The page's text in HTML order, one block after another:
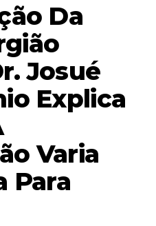
Da
Josué
Explica
Varia
Para